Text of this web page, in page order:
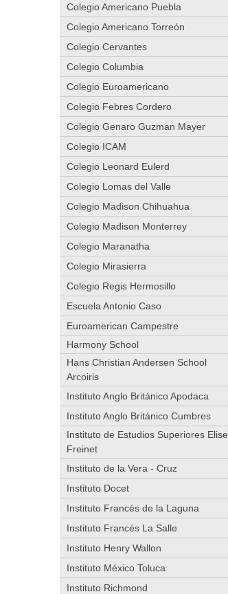
Colegio Americano Puebla
Colegio Americano Torreón
Colegio Cervantes
Colegio Columbia
Colegio Euroamericano
Colegio Febres Cordero
Colegio Genaro Guzman Mayer
Colegio ICAM
Colegio Leonard Eulerd
Colegio Lomas del Valle
Colegio Madison Chihuahua
Colegio Madison Monterrey
Colegio Maranatha
Colegio Mirasierra
Colegio Regis Hermosillo
Escuela Antonio Caso
Euroamerican Campestre
Harmony School
Hans Christian Andersen School
Arcoiris
Instituto Anglo Británico Apodaca
Instituto Anglo Británico Cumbres
Instituto de Estudios Superiores Elise
Freinet
Instituto de la Vera - Cruz
Instituto Docet
Instituto Francés de la Laguna
Instituto Francés La Salle
Instituto Henry Wallon
Instituto México Toluca
Instituto Richmond